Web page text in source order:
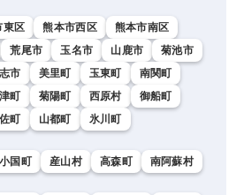
東区 熊本市西区
熊本市南区
荒尾市 玉名市 山鹿市
菊池市
市 美里町 玉東町
南関町
町 菊陽町 西原村
御船町
町 山都町 氷川町
小国町 産山村 高森町 南阿蘇村